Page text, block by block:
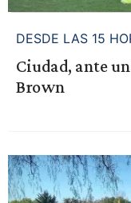
DESDE LAS 15
Ciudad, ante
Brown